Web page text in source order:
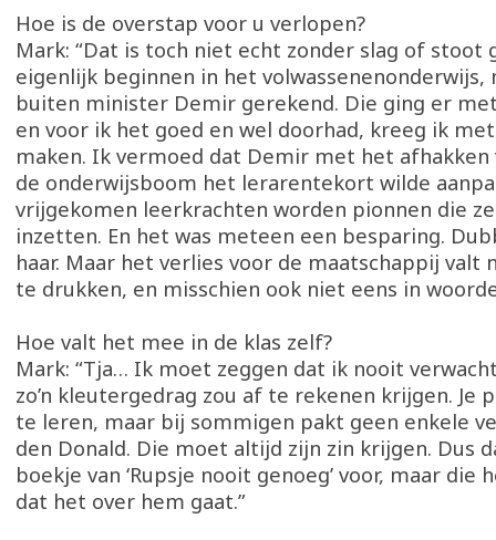
Hoe is de overstap voor u verlopen?
Mark: “Dat is toch niet echt zonder slag of stoot
eigenlijk beginnen in het volwassenenonderwijs,
buiten minister Demir gerekend. Die ging er
en voor ik het goed en wel doorhad, kreeg ik
maken. Ik vermoed dat Demir met het afhakken
de onderwijsboom het lerarentekort wilde
vrijgekomen leerkrachten worden pionnen die
inzetten. En het was meteen een besparing.
haar. Maar het verlies voor de maatschappij
te drukken, en misschien ook niet eens in
Hoe valt het mee in de klas zelf?
Mark: “Tja… Ik moet zeggen dat ik nooit
zo’n kleutergedrag zou af te rekenen krijgen. Je
te leren, maar bij sommigen pakt geen enkele
den Donald. Die moet altijd zijn zin krijgen. Dus
boekje van ‘Rupsje nooit genoeg’ voor, maar
dat het over hem gaat.”